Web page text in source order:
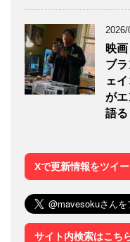
2026/
映
ブ
ェ
がエ
語る
Xで更新情報をツイ
サイト内検索はこち